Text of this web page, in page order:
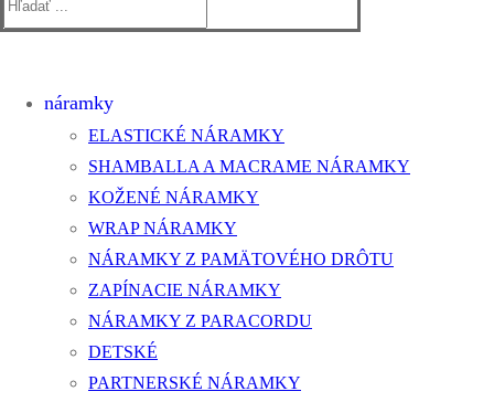
náramky
ELASTICKÉ NÁRAMKY
SHAMBALLA A MACRAME NÁRAMKY
KOŽENÉ NÁRAMKY
WRAP NÁRAMKY
NÁRAMKY Z PAMÄTOVÉHO DRÔTU
ZAPÍNACIE NÁRAMKY
NÁRAMKY Z PARACORDU
DETSKÉ
PARTNERSKÉ NÁRAMKY